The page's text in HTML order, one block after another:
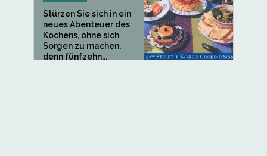
Stürzen Sie sich in ein
neues Abenteuer des
Kochens, ohne sich
Sorgen zu machen,
denn fünfzehn...